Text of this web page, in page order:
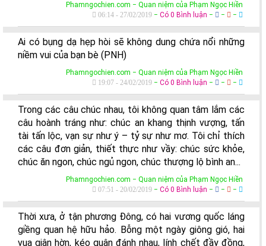
Phamngochien.com − Quan niệm của Phạm Ngọc Hiền
06:14 - 27/02/2019 − Có 0 Bình luận − − −
Ai có bụng dạ hẹp hòi sẽ không dung chứa nổi những
niềm vui của bạn bè (PNH)
Phamngochien.com − Quan niệm của Phạm Ngọc Hiền
19:07 - 24/02/2019 − Có 0 Bình luận − − −
Trong các câu chúc nhau, tôi không quan tâm lắm các
câu hoành tráng như: chúc an khang thịnh vượng, tấn
tài tấn lộc, vạn sự như ý – tỷ sự như mơ. Tôi chỉ thích
các câu đơn giản, thiết thực như vầy: chúc sức khỏe,
chúc ăn ngon, chúc ngủ ngon, chúc thượng lộ bình an...
Phamngochien.com − Quan niệm của Phạm Ngọc Hiền
07:51 - 20/02/2019 − Có 0 Bình luận − − −
Thời xưa, ở tận phương Đông, có hai vương quốc láng
giềng quan hệ hữu hảo. Bỗng một ngày giông gió, hai
vua giận hờn, kéo quân đánh nhau, lính chết đầy đồng,